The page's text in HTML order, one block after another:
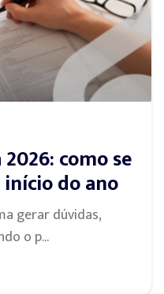
como se
do ano
gerar dúvidas,
o p...